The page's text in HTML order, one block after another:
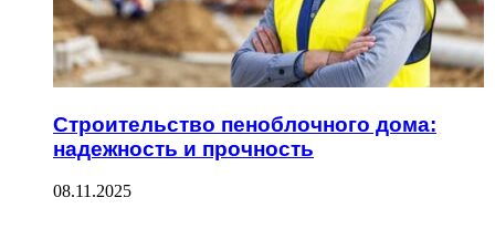
Строительство пеноблочного дома:
надежность и прочность
08.11.2025